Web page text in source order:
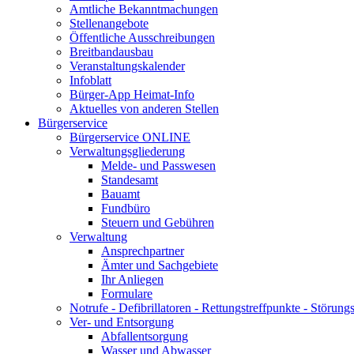
Amtliche Bekanntmachungen
Stellenangebote
Öffentliche Ausschreibungen
Breitbandausbau
Veranstaltungskalender
Infoblatt
Bürger-App Heimat-Info
Aktuelles von anderen Stellen
Bürgerservice
Bürgerservice ONLINE
Verwaltungsgliederung
Melde- und Passwesen
Standesamt
Bauamt
Fundbüro
Steuern und Gebühren
Verwaltung
Ansprechpartner
Ämter und Sachgebiete
Ihr Anliegen
Formulare
Notrufe - Defibrillatoren - Rettungstreffpunkte -
Ver- und Entsorgung
Abfallentsorgung
Wasser und Abwasser